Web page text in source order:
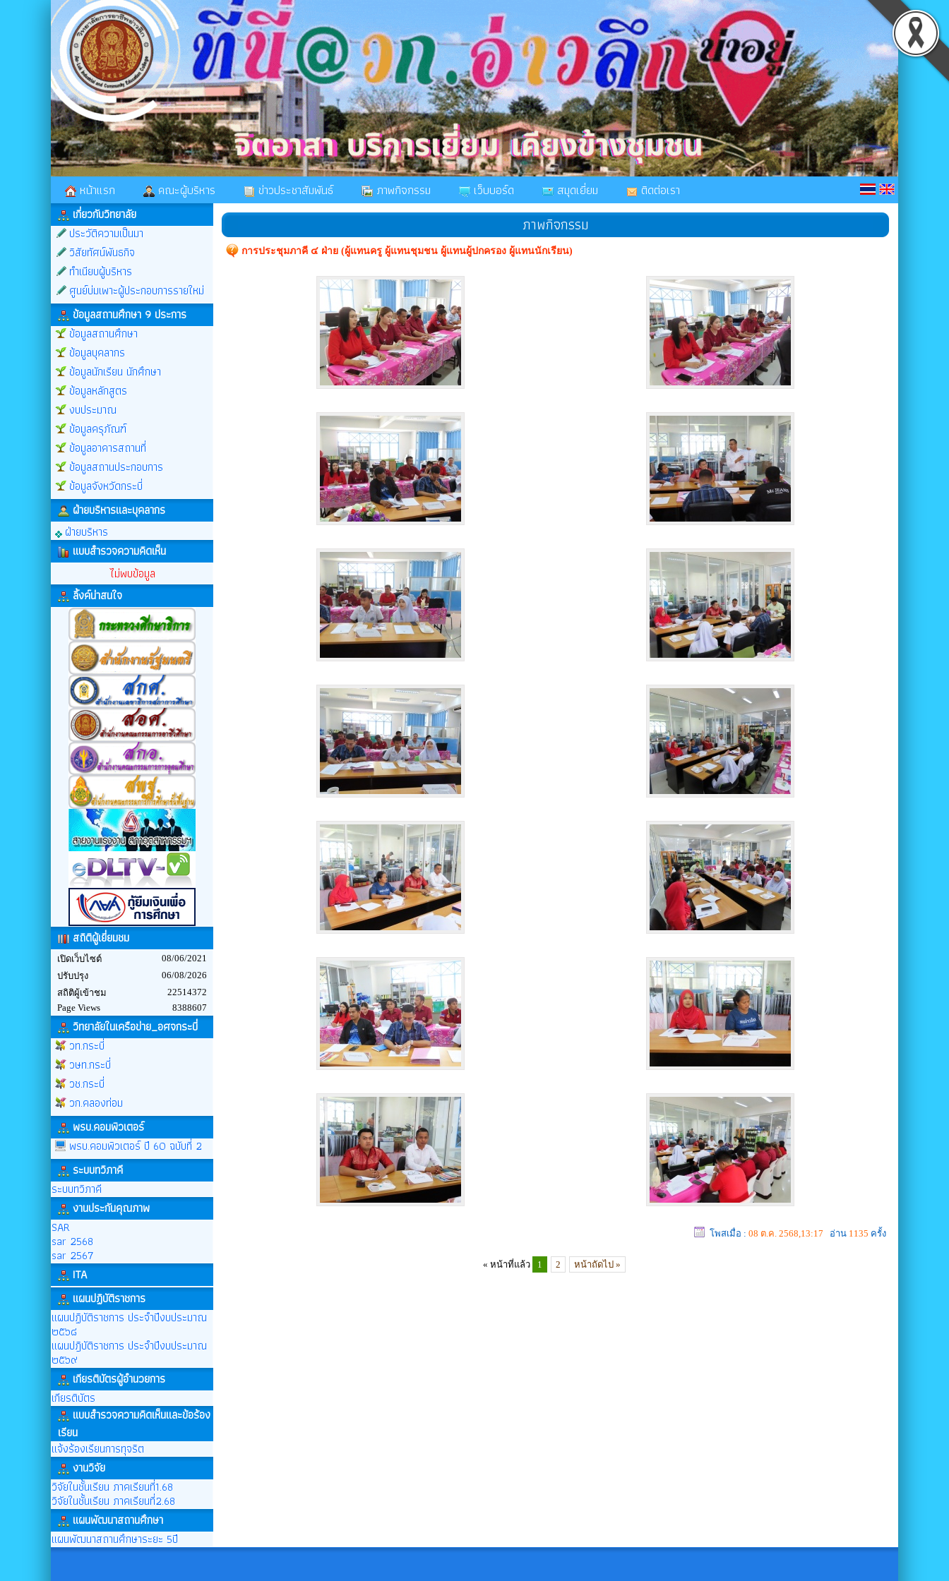
หน้าแรก คณะผู้บริหาร ข่าวประชาสัมพันธ์ ภาพกิจกรรม เว็บบอร์ด สมุดเยี่ยม ติดต่อเรา
เกี่ยวกับวิทยาลัย
ประวัติความเป็นมา
วิสัยทัศน์พันธกิจ
ทำเนียบผู้บริหาร
ศูนย์บ่มเพาะผู้ประกอบการรายใหม่
ข้อมูลสถานศึกษา 9 ประการ
ข้อมูลสถานศึกษา
ข้อมูลบุคลากร
ข้อมูลนักเรียน นักศึกษา
ข้อมูลหลักสูตร
งบประมาณ
ข้อมูลครุภัณฑ์
ข้อมูลอาคารสถานที่
ข้อมูลสถานประกอบการ
ข้อมูลจังหวัดกระบี่
ฝ่ายบริหารและบุคลากร
ฝ่ายบริหาร
แบบสำรวจความคิดเห็น
ไม่พบข้อมูล
ลิ้งค์น่าสนใจ
สถิติผู้เยี่ยมชม
เปิดเว็บไซต์
08/06/2021
ปรับปรุง
06/08/2026
สถิติผู้เข้าชม
22514372
Page Views
8388607
วิทยาลัยในเครือข่าย_อศจกระบี่
วท.กระบี่
วษท.กระบี่
วช.กระบี่
วก.คลองท่อม
พรบ.คอมพิวเตอร์
พรบ.คอมพิวเตอร์ ปี 60 ฉบับที่ 2
ระบบทวิภาคี
ระบบทวิภาคี
งานประกันคุณภาพ
SAR
sar 2568
sar 2567
ITA
แผนปฏิบัติราชการ
แผนปฏิบัติราชการ ประจำปีงบประมาณ
๒๕๖๘
แผนปฎิบัติราชการ ประจำปีงบประมาณ
๒๕๖๙
เกียรติบัตรผู้อำนวยการ
เกียรติบัตร
แบบสำรวจความคิดเห็นและข้อร้อง
เรียน
แจ้งร้องเรียนการทุจริต
งานวิจัย
วิจัยในชั้นเรียน ภาคเรียนที่1.68
วิจัยในชั้นเรียน ภาคเรียนที่2.68
แผนพัฒนาสถานศึกษา
แผนพัฒนาสถานศึกษาระยะ 5ปี
ภาพกิจกรรม
การประชุมภาคี ๔ ฝ่าย (ผู้แทนครู ผู้แทนชุมชน ผู้แทนผู้ปกครอง ผู้แทนนักเรียน)
โพสเมื่อ : 08 ต.ค. 2568,13:17 อ่าน 1135 ครั้ง
« หน้าที่แล้ว 1 2 หน้าถัดไป »